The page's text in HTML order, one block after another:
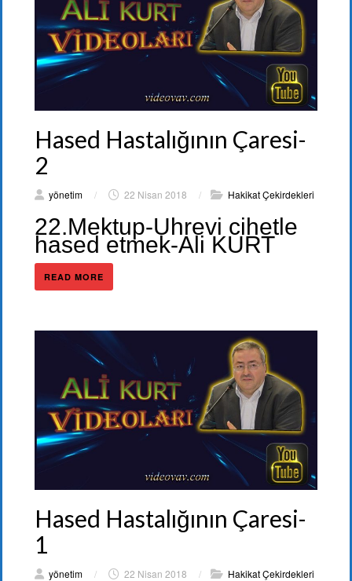
Hased Hastalığının Çaresi-
2
yönetim / 22 Nisan 2018 / Hakikat Çekirdekleri
22.Mektup-Uhrevi cihetle
hased etmek-Ali KURT
READ MORE
Hased Hastalığının Çaresi-
1
yönetim / 22 Nisan 2018 / Hakikat Çekirdekleri